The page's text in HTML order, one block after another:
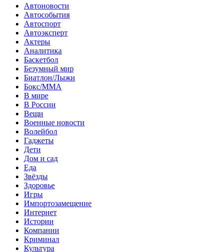
Автоновости
Автособытия
Автоспорт
Автоэксперт
Актеры
Аналитика
Баскетбол
Безумный мир
Биатлон/Лыжи
Бокс/MMA
В мире
В России
Вещи
Военные новости
Волейбол
Гаджеты
Дети
Дом и сад
Еда
Звёзды
Здоровье
Игры
Импортозамещение
Интернет
Истории
Компании
Криминал
Культура